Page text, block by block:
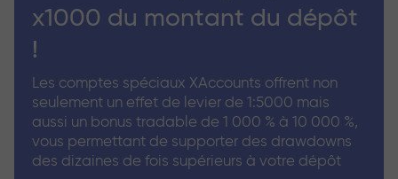
x1000 du montant du dépôt
!
Les comptes spéciaux XAccounts offrent non
seulement un effet de levier de 1:5000 mais
aussi un bonus tradable de 1 000 % à 10 000 %,
vous permettant de supporter des drawdowns
des dizaines de fois supérieurs à votre dépôt